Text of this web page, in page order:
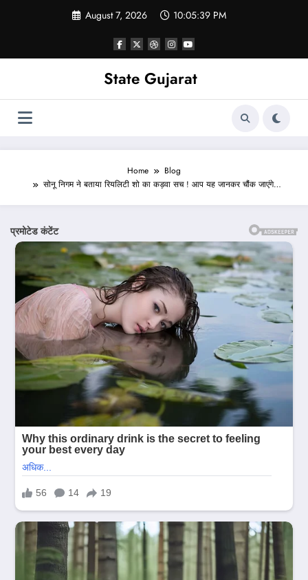
August 7, 2026 10:05:41 PM
State Gujarat
Home
Blog
सोनू निगम ने बताया रियलिटी शो का कड़वा सच ! आप यह जानकर चौंक जाएंगे…